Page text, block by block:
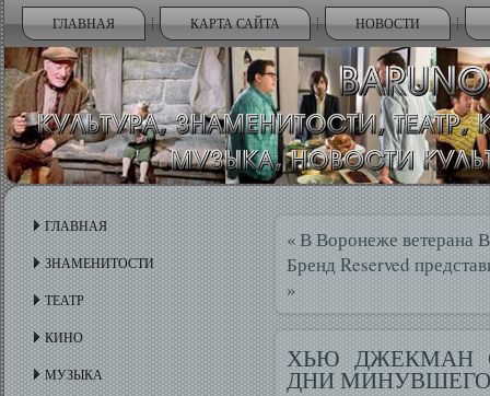
ГЛАВНАЯ КАРТА САЙТА НОВОСТИ
ГЛАВНАЯ
ЗНАМЕНИТОСТИ
ТЕАТР
КИНО
МУЗЫКА
«В Воронеже ветерана
Бренд Reserved
»
ХЬЮ ДЖЕКМАН
ДНИ